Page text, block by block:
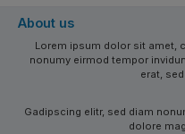
About us
Lorem ipsum dolor sit amet,
nonumy eirmod tempor
erat,
Gadipscing elitr, sed diam
dolore